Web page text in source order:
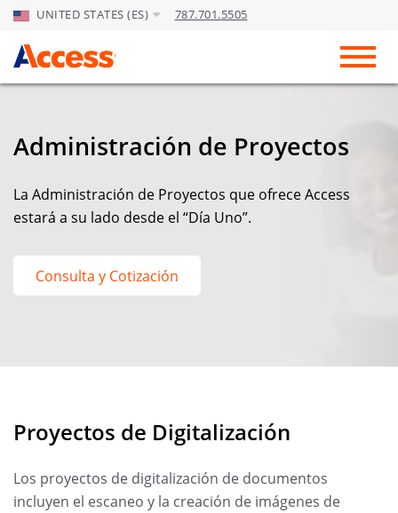
Skip to Main Content
UNITED STATES (ES) 787.701.5505
Administración de Proyectos
La Administración de Proyectos que ofrece Access
estará a su lado desde el “Día Uno”.
Consulta y Cotización
Proyectos de Digitalización
Los proyectos de digitalización de documentos
incluyen el escaneo y la creación de imágenes de